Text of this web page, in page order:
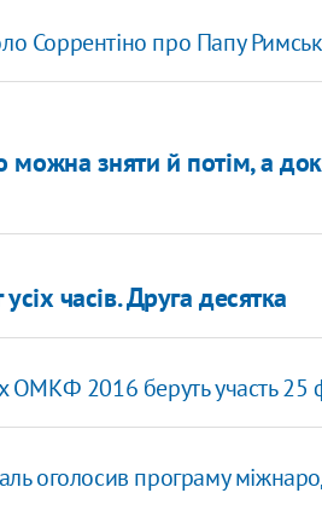
Соррентіно про Папу
можна зняти й потім, а
часів. Друга десятка
ОМКФ 2016 беруть участь 25
оголосив програму